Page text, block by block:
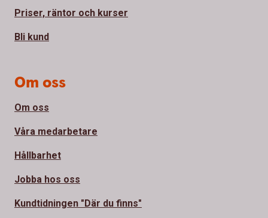
Priser, räntor och kurser
Bli kund
Om oss
Om oss
Våra medarbetare
Hållbarhet
Jobba hos oss
Kundtidningen "Där du finns"